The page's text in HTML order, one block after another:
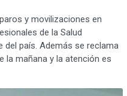
y movilizaciones en
de la Salud
del país. Además se reclama
la mañana y la atención es